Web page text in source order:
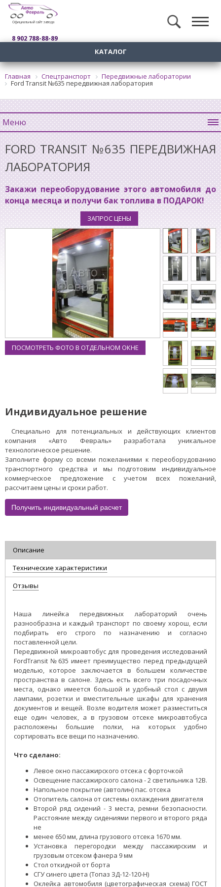
Официальный сайт завода
8 902 788-88-89
КАТАЛОГ
Главная Спецтранспорт Передвижные лаборатории
Ford Transit №635 передвижная лаборатория
Меню
FORD TRANSIT №635 ПЕРЕДВИЖНАЯ
ЛАБОРАТОРИЯ
Закажи переоборудование этого автомобиля до
конца месяца и получи бак топлива в ПОДАРОК!
ЗАПРОС ЦЕНЫ
ПОСМОТРЕТЬ ФОТО В ОТДЕЛЬНОМ ОКНЕ
Индивидуальное решение
Специально для потенциальных и действующих клиентов
компания «Авто Февраль» разработала уникальное
технологическое решение.
Заполните форму со всеми пожеланиями к переоборудованию
транспортного средства и мы подготовим индивидуальное
коммерческое предложение с учетом всех пожеланий,
рассчитаем цены и сроки работ.
Получить индивидуальный расчет
Описание
Технические характеристики
Отзывы
Наша линейка передвижных лабораторий очень
разнообразна и каждый транспорт по своему хорош, если
подбирать его строго по назначению и согласно
поставленной цели.
Передвижной микроавтобус для проведения исследований
FordTransit №635 имеет преимущество перед предыдущей
моделью, которое заключается в большем количестве
пространства в салоне. Здесь есть всего три посадочных
места, однако имеется большой и удобный стол с двумя
лампами, розетки и вместительные шкафы для хранения
документов и вещей. Возле водителя может разместиться
еще один человек, а в грузовом отсеке микроавтобуса
расположены большие полки, на которых удобно
сортировать все вещи по назначению.
Что сделано:
Левое окно пассажирского отсека с форточкой
Освещение пассажирского салона - 2 светильника 12В.
Напольное покрытие (автолин) пас. отсека
Отопитель салона от системы охлаждения двигателя
Второй ряд сидений - 3 места, ремни безопасности.
Расстояние между сидениями первого и второго ряда
не
менее 650 мм, длина грузового отсека 1670 мм.
Установка перегородки между пассажирским и
грузовым отсеком фанера 9 мм
Стол откидной от борта
СГУ синего цвета (Топаз ЗД-12-120-Н)
Оклейка автомобиля (цветографическая схема) ГОСТ